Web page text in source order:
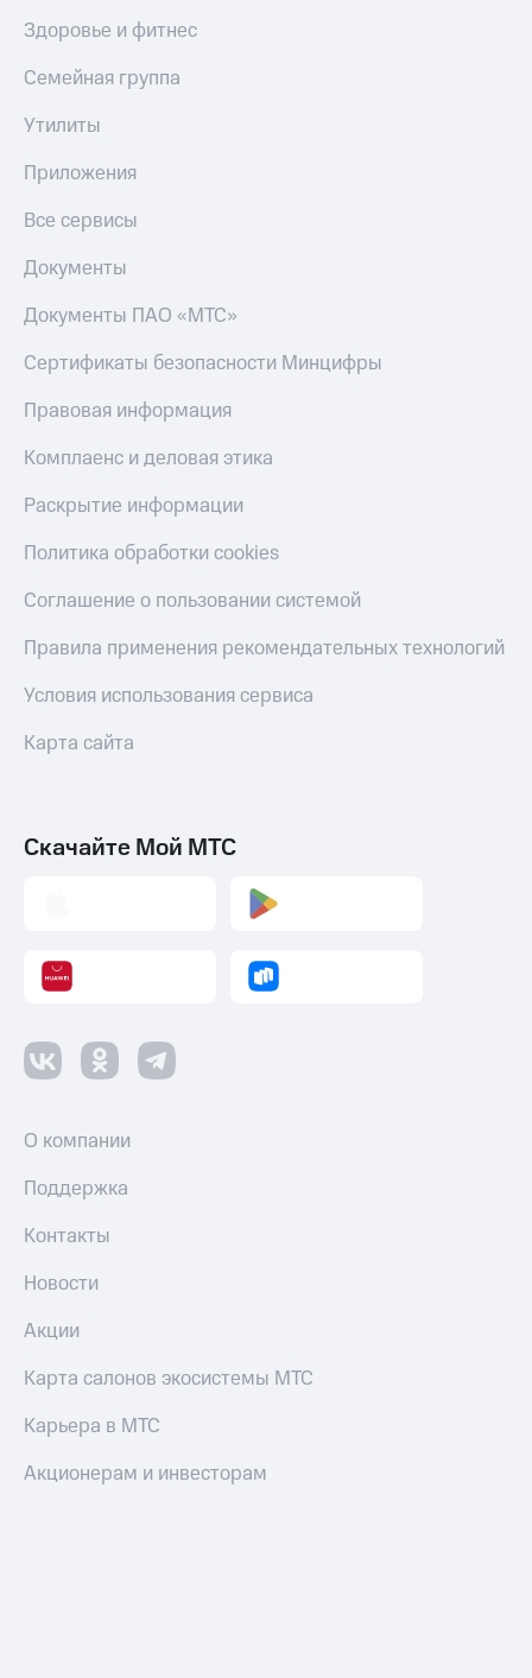
Здоровье и фитнес
Семейная группа
Утилиты
Приложения
Все сервисы
Документы
Документы ПАО «МТС»
Сертификаты безопасности Минцифры
Правовая информация
Комплаенс и деловая этика
Раскрытие информации
Политика обработки cookies
Соглашение о пользовании системой
Правила применения рекомендательных технологий
Условия использования сервиса
Карта сайта
Скачайте Мой МТС
О компании
Поддержка
Контакты
Новости
Акции
Карта салонов экосистемы МТС
Карьера в МТС
Акционерам и инвесторам